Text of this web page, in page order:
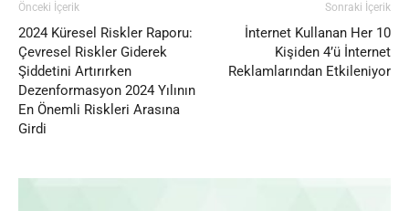
Önceki İçerik
2024 Küresel Riskler Raporu:
Çevresel Riskler Giderek
Şiddetini Artırırken
Dezenformasyon 2024 Yılının
En Önemli Riskleri Arasına
Girdi
Sonraki İçerik
İnternet Kullanan Her 10
Kişiden 4’ü İnternet
Reklamlarından Etkileniyor